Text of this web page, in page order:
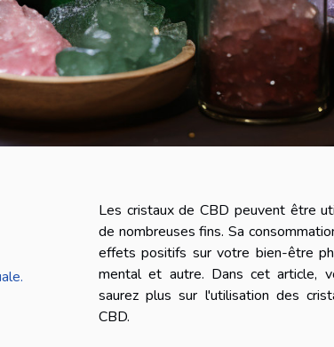
Les cristaux de CBD peuvent être
de nombreuses fins. Sa
effets positifs sur votre bien-être
mental et autre. Dans cet article,
saurez plus sur l'utilisation des
CBD.